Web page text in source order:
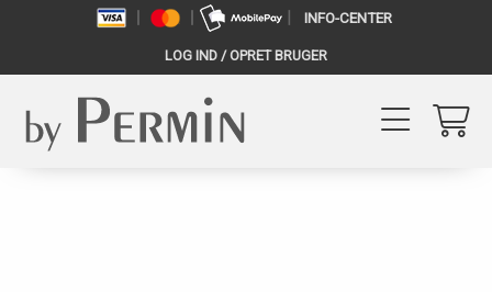
INFO-CENTER
LOG IND / OPRET BRUGER